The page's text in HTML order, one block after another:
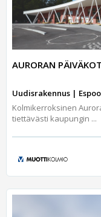
AURORAN
Uudisrakennus |
Kolmikerroksinen
tiettävästi kaupungin ...